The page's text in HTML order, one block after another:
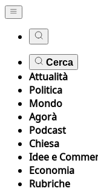
Cerca
Attualità
Politica
Mondo
Agorà
Podcast
Chiesa
Idee e
Economia
Rubriche